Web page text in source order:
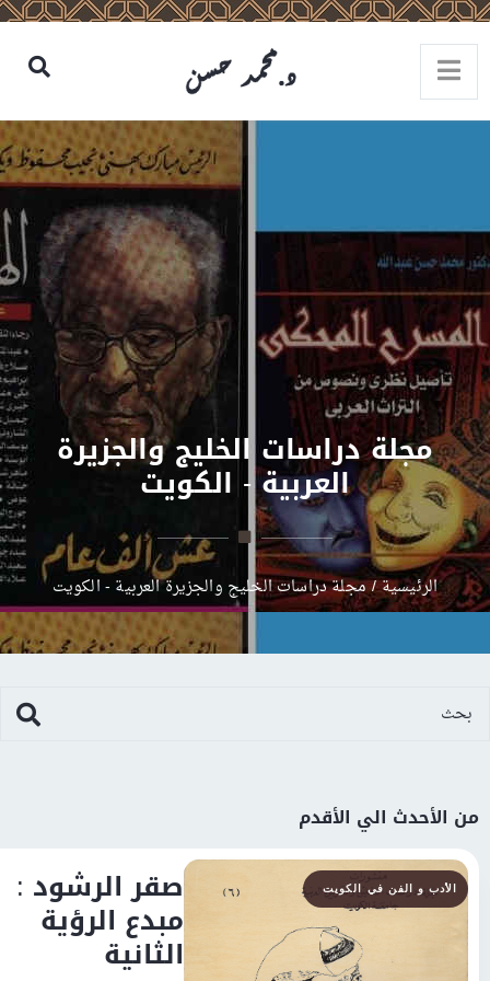
دراسات الخليج والجزيرة
العربية - الكويت
/مجلة دراسات الخليج والجزيرة العربية - الكويت
الي الأقدم
الفن في الكويت صقر الرشود :
مبدع الرؤية
الثانية